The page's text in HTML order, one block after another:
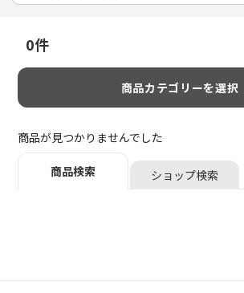
0件
商品カテゴリーを選択
商品が見つかりませんでした
商品検索 ショップ検索